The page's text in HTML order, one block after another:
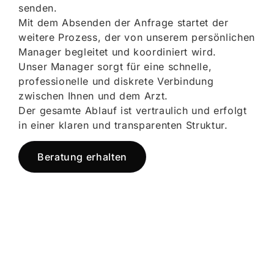
senden.
Mit dem Absenden der Anfrage startet der
weitere Prozess, der von unserem persönlichen
Manager begleitet und koordiniert wird.
Unser Manager sorgt für eine schnelle,
professionelle und diskrete Verbindung
zwischen Ihnen und dem Arzt.
Der gesamte Ablauf ist vertraulich und erfolgt
in einer klaren und transparenten Struktur.
Beratung erhalten